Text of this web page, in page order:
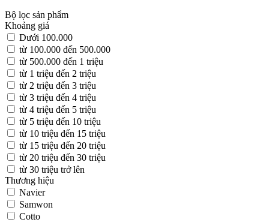
Bộ lọc sản phẩm
Khoảng giá
Dưới 100.000
từ 100.000 đến 500.000
từ 500.000 đến 1 triệu
từ 1 triệu đến 2 triệu
từ 2 triệu đến 3 triệu
từ 3 triệu đến 4 triệu
từ 4 triệu đến 5 triệu
từ 5 triệu đến 10 triệu
từ 10 triệu đến 15 triệu
từ 15 triệu đến 20 triệu
từ 20 triệu đến 30 triệu
từ 30 triệu trở lên
Thương hiệu
Navier
Samwon
Cotto